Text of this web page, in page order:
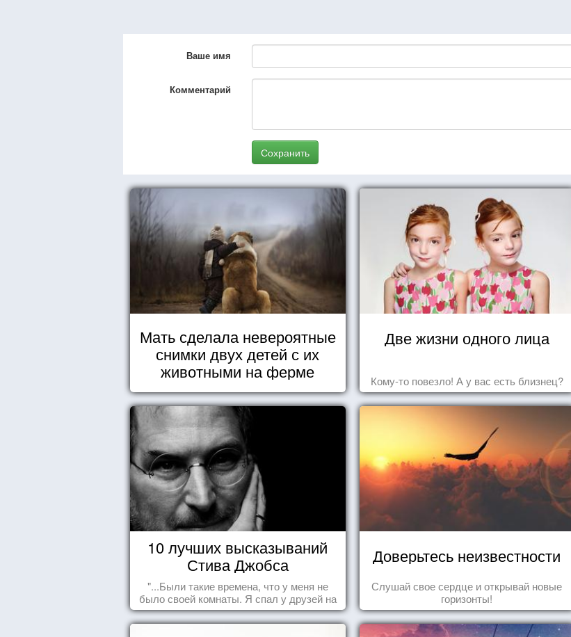
Ваше имя
Комментарий
Сохранить
Мать сделала невероятные
снимки двух детей с их
животными на ферме
Две жизни одного лица
Кому-то повезло! А у вас есть близнец?
10 лучших высказываний
Стива Джобса
"...Были такие времена, что у меня не
было своей комнаты. Я спал у друзей на
полу, а для того, чтобы купить еды -
сдавал бутылки из под кока-колы"
Доверьтесь неизвестности
Слушай свое сердце и открывай новые
горизонты!